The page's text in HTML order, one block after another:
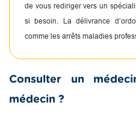
de vous rediriger vers un
si besoin. La délivrance
comme les arrêts maladies
Consulter un
médecin ?